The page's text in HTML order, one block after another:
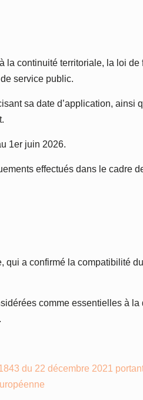
continuité territoriale, la loi
service public.
sa date d’application, ainsi
1er juin 2026.
effectués dans le cadre
a confirmé la compatibilité
comme essentielles à
du 22 décembre 2021